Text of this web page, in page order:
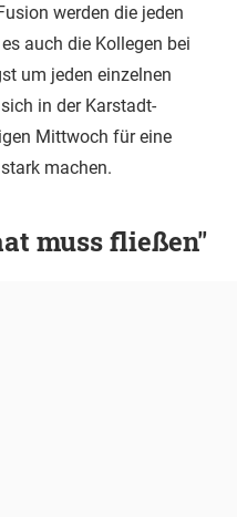
werden die jeden
auch die Kollegen bei
um jeden einzelnen
in der Karstadt-
Mittwoch für eine
machen.
muss fließen"